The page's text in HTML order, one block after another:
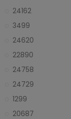
24162
3499
24620
22890
24758
24729
1299
20687